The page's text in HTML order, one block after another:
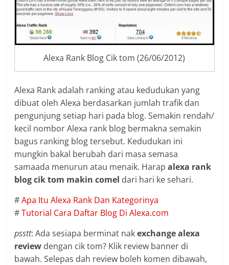
Alexa Rank Blog Cik tom (26/06/2012)
Alexa Rank adalah ranking atau kedudukan yang
dibuat oleh Alexa berdasarkan jumlah trafik dan
pengunjung setiap hari pada blog. Semakin rendah/
kecil nombor Alexa rank blog bermakna semakin
bagus ranking blog tersebut. Kedudukan ini
mungkin bakal berubah dari masa semasa
samaada menurun atau menaik. Harapalexa rank
blog cik tom makin comel dari hari ke sehari.
#Apa Itu Alexa Rank Dan Kategorinya
#Tutorial Cara Daftar Blog Di Alexa.com
psstt: Ada sesiapa berminat nakexchange alexa
review dengan cik tom? Klik review banner di
bawah. Selepas dah review boleh komen dibawah,